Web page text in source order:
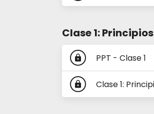
Clase 1:
lock PPT - Clase 1
lock Clase 1: